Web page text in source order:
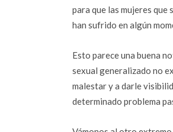
para que las mujeres
han sufrido en algún
Esto parece una buena
sexual generalizado no
malestar y a darle
determinado problema